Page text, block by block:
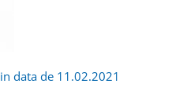
data de 11.02.2021